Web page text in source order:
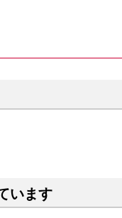
います